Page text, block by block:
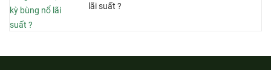
lãi suất ?